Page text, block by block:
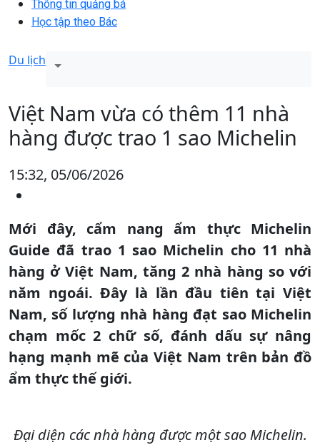
Thông tin quảng bá
Học tập theo Bác
Du lịch
Việt Nam vừa có thêm 11 nhà
hàng được trao 1 sao Michelin
15:32, 05/06/2026
Mới đây, cẩm nang ẩm thực Michelin
Guide đã trao 1 sao Michelin cho 11 nhà
hàng ở Việt Nam, tăng 2 nhà hàng so với
năm ngoái. Đây là lần đầu tiên tại Việt
Nam, số lượng nhà hàng đạt sao Michelin
chạm mốc 2 chữ số, đánh dấu sự nâng
hạng mạnh mẽ của Việt Nam trên bản đồ
ẩm thực thế giới.
Đại diện các nhà hàng được một sao Michelin.